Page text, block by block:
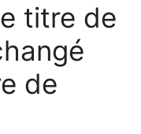
titre de
de